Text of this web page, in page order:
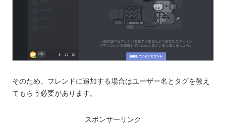
そのため、フレンドに追加する場合はユーザー名とタグを教え
てもらう必要があります。
スポンサーリンク